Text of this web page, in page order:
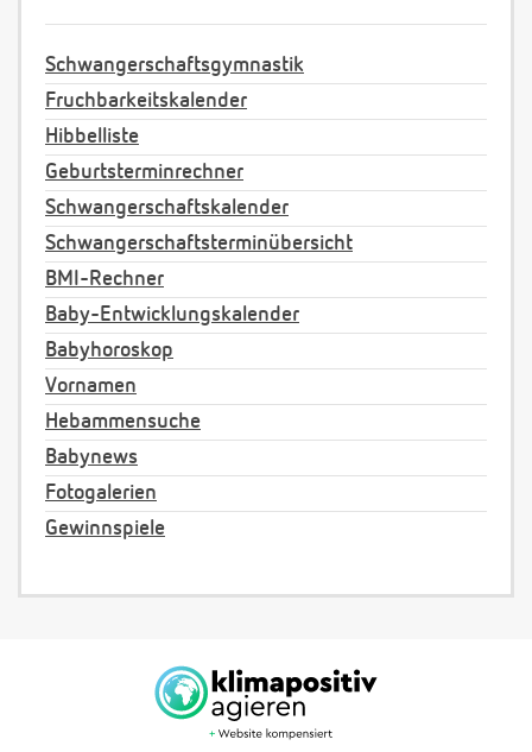
Schwangerschaftsgymnastik
Fruchbarkeitskalender
Hibbelliste
Geburtsterminrechner
Schwangerschaftskalender
Schwangerschaftsterminübersicht
BMI-Rechner
Baby-Entwicklungskalender
Babyhoroskop
Vornamen
Hebammensuche
Babynews
Fotogalerien
Gewinnspiele